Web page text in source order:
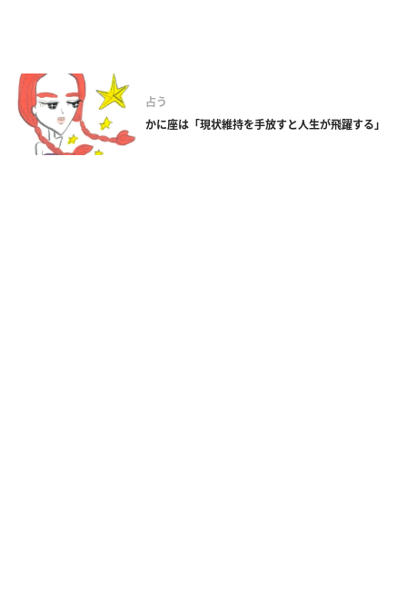
占う
かに座は「現状維持を手放すと人生が飛躍する」